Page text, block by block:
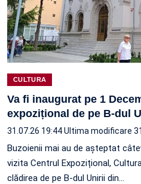
CULTURA
Va fi inaugurat pe 1
expozițional de pe B-dul
31.07.26 19:44Ultima modificare
Buzoienii mai au de așteptat
vizita Centrul Expozițional,
clădirea de pe B-dul Unirii din…